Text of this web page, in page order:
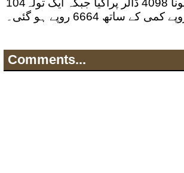
104ڈالرکی کمی سے عالمی مارکیٹ میں فی اونس سونا 4098 ڈالر پرآگیا جبکہ ایک تولہ
Comments...